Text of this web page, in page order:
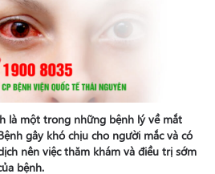
là một trong những bệnh lý về mắt
gây khó chịu cho người mắc và có
nên việc thăm khám và điều trị sớm
bệnh.